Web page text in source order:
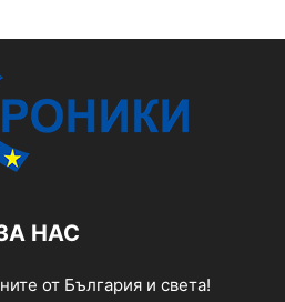
НАС
от България и света!